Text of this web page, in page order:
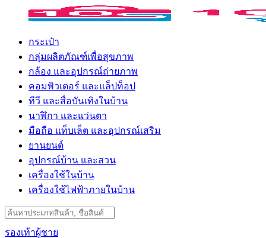
กระเป๋า
กลุ่มผลิตภัณฑ์เพื่อสุขภาพ
กล้อง และอุปกรณ์ถ่ายภาพ
คอมพิวเตอร์ และแล็ปท็อป
ทีวี และสื่อบันเทิงในบ้าน
นาฬิกา และแว่นตา
มือถือ แท็บเล็ต และอุปกรณ์เสริม
ยานยนต์
อุปกรณ์บ้าน และสวน
เครื่องใช้ในบ้าน
เครื่องใช้ไฟฟ้าภายในบ้าน
Search
for:
รองเท้าผู้ชาย